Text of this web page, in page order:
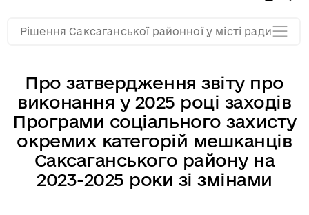
Про затвердження звіту про
виконання у 2025 році заходів
Програми соціального захисту
окремих категорій мешканців
Саксаганського району на
2023-2025 роки зі змінами
Рішення Саксаганської районної у місті ради